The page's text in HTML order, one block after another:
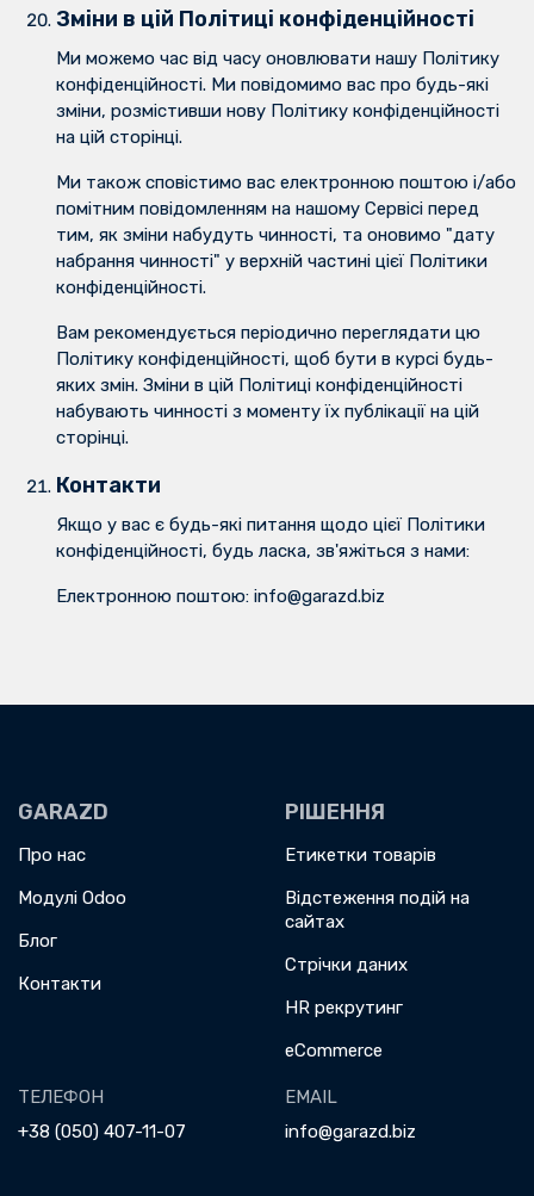
Зміни в цій Політиці конфіденційності
Ми можемо час від часу оновлювати нашу Політику
конфіденційності. Ми повідомимо вас про будь-які
зміни, розмістивши нову Політику конфіденційності
на цій сторінці.
Ми також сповістимо вас електронною поштою і/або
помітним повідомленням на нашому Сервісі перед
тим, як зміни набудуть чинності, та оновимо "дату
набрання чинності" у верхній частині цієї Політики
конфіденційності.
Вам рекомендується періодично переглядати цю
Політику конфіденційності, щоб бути в курсі будь-
яких змін. Зміни в цій Політиці конфіденційності
набувають чинності з моменту їх публікації на цій
сторінці.
Контакти
Якщо у вас є будь-які питання щодо цієї Політики
конфіденційності, будь ласка, зв'яжіться з нами:
Електронною поштою: info@garazd.biz
GARAZD
Про нас
Модулі Odoo
Блог
Контакти
РІШЕННЯ
Етикетки товарів
Відстеження подій на
сайтах
Стрічки даних
HR рекрутинг
eCommerce
ТЕЛЕФОН
+38 (050) 407-11-07
EMAIL
info@garazd.biz